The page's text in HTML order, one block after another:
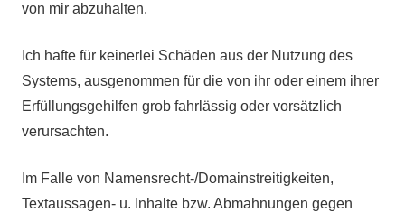
von mir abzuhalten.
Ich hafte für keinerlei Schäden aus der Nutzung des
Systems, ausgenommen für die von ihr oder einem ihrer
Erfüllungsgehilfen grob fahrlässig oder vorsätzlich
verursachten.
Im Falle von Namensrecht-/Domainstreitigkeiten,
Textaussagen- u. Inhalte bzw. Abmahnungen gegen